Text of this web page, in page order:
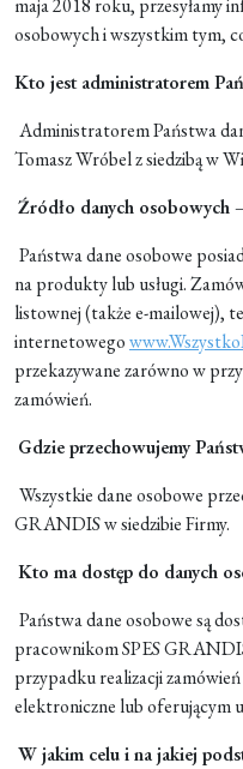
Blog
maja 2018 roku, przesyłamy
osobowych i wszystkim tym,
Kto jest administratorem
Administratorem Państwa
Tomasz Wróbel z siedzibą w
Źródło danych osobowych
Państwa dane osobowe
na produkty lub usługi.
listownej (także e-mailowej),
internetowego
przekazywane zarówno w
zamówień.
Gdzie przechowujemy
Wszystkie dane osobowe
GRANDIS w siedzibie Firmy.
Kto ma dostęp do danych
Państwa dane osobowe są
pracownikom SPES
przypadku realizacji
elektroniczne lub oferującym
W jakim celu i na jakiej